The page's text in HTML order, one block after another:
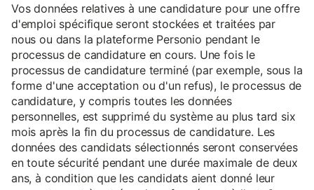
Vos données relatives à une candidature pour une offre
d'emploi spécifique seront stockées et traitées par
nous ou dans la plateforme Personio pendant le
processus de candidature en cours. Une fois le
processus de candidature terminé (par exemple, sous la
forme d'une acceptation ou d'un refus), le processus de
candidature, y compris toutes les données
personnelles, est supprimé du système au plus tard six
mois après la fin du processus de candidature. Les
données des candidats sélectionnés seront conservées
en toute sécurité pendant une durée maximale de deux
ans, à condition que les candidats aient donné leur